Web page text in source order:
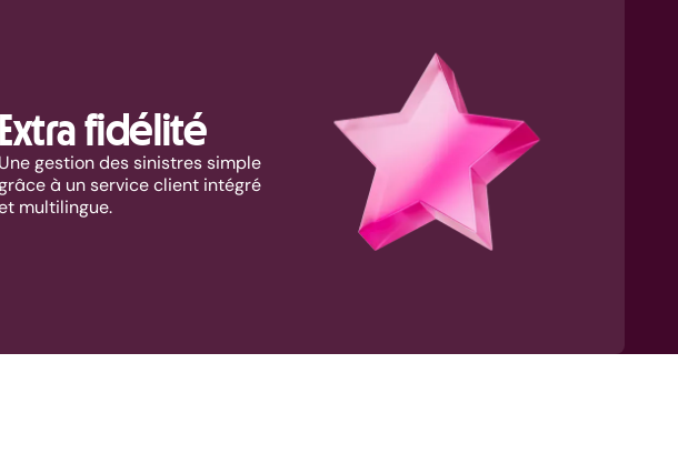
Extra fidélité
Une gestion des sinistres simple
à un service client intégré
multilingue.